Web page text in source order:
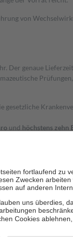
von
Der genaue
und höchstens zehn
fallen